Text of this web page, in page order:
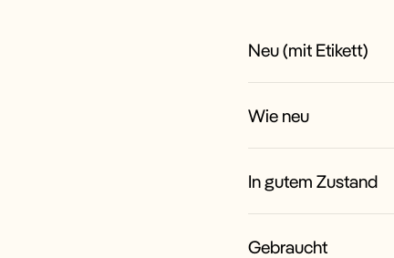
Neu (mit Etikett)
Wie neu
In gutem Zustand
Gebraucht